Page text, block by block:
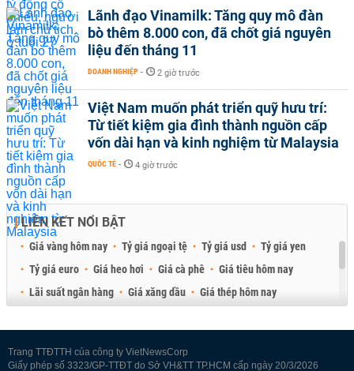
Lãnh đạo Vinamilk: Tăng quy mô đàn
bò thêm 8.000 con, đã chốt giá nguyên
liệu đến tháng 11
DOANH NGHIỆP - 2 giờ trước
Việt Nam muốn phát triển quỹ hưu trí:
Từ tiết kiệm gia đình thành nguồn cấp
vốn dài hạn và kinh nghiệm từ Malaysia
QUỐC TẾ - 4 giờ trước
LIÊN KẾT NỔI BẬT
Giá vàng hôm nay Tỷ giá ngoại tệ Tỷ giá usd
Tỷ giá yen
Tỷ giá euro
Giá heo hơi Giá cà phê
Giá tiêu hôm nay
Lãi suất ngân hàng
Giá xăng dầu
Giá thép hôm nay
Trang TTĐTTH của công ty VietNewsCorp
Giấy phép số 3323/GP-TTĐT do Sở VH&TT TP.HCM cấp ngày 20/3/2026